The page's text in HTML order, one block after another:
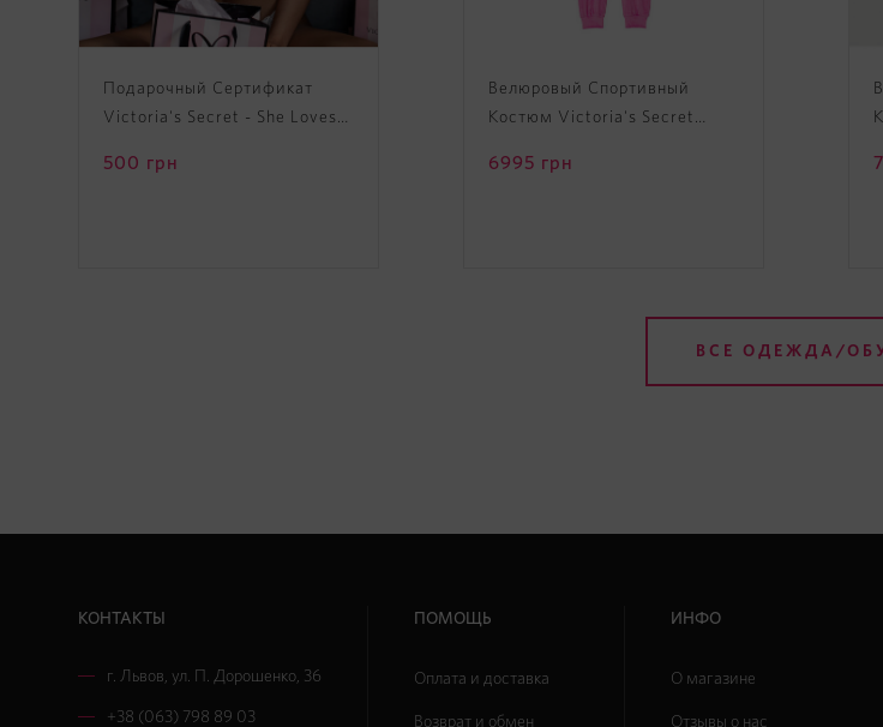
Подарочный Cертификат
Victoria's Secret - She Loves
500 грн
Велюровый Спортивный
Костюм Victoria's Secret
Jogger
6995 грн
ВСЕ ОДЕЖДА/
КОНТАКТЫ
г. Львов, ул. П. Дорошенко, 36
+38 (063) 798 89 03
ПОМОЩЬ
Оплата и доставка
Возврат и обмен
ИНФО
О магазине
Отзывы о нас